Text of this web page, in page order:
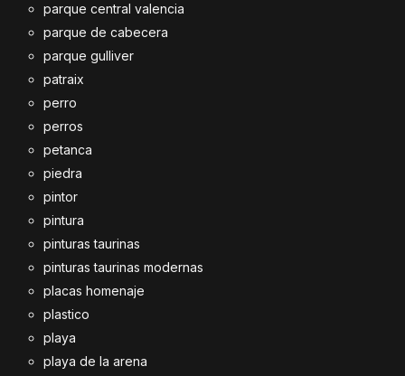
parque central valencia
parque de cabecera
parque gulliver
patraix
perro
perros
petanca
piedra
pintor
pintura
pinturas taurinas
pinturas taurinas modernas
placas homenaje
plastico
playa
playa de la arena